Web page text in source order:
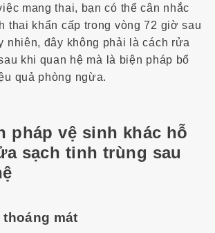
mang thai, bạn có thể cân nhắc
thai khẩn cấp trong vòng 72 giờ sau
nhiên, đây không phải làcách rửa
khi quan hệ mà là biện pháp bổ
quả phòng ngừa.
pháp vệ sinh khác hỗ
sạch tinh trùng sau
thoáng mát